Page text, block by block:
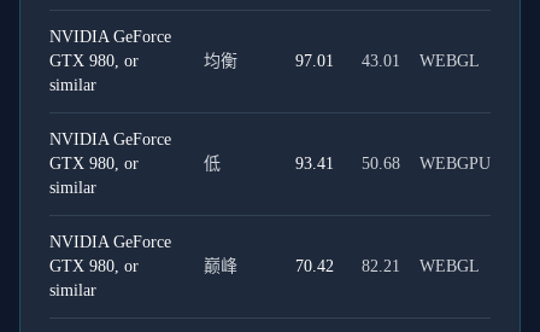
NVIDIA GeForce
GTX 980, or
similar
均衡 97.01 43.01 WEBGL
NVIDIA GeForce
GTX 980, or
similar
低 93.41 50.68 WEBGPU
NVIDIA GeForce
GTX 980, or
similar
巅峰 70.42 82.21 WEBGL